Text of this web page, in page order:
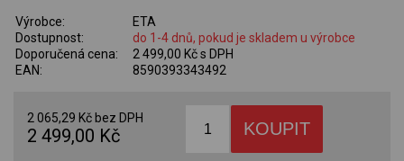
Výrobce:
ETA
Dostupnost:
do 1-4 dnů, pokud je skladem u výrobce
Doporučená cena:
2 499,00 Kč s DPH
EAN:
8590393343492
2 065,29 Kč bez DPH
2 499,00 Kč